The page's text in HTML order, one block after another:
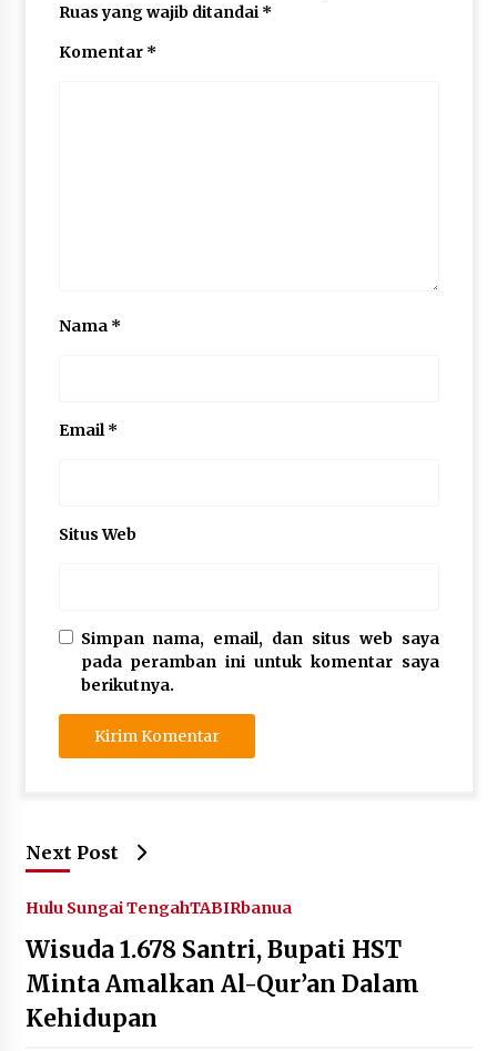
Ruas yang wajib ditandai *
Komentar *
Nama *
Email *
Situs Web
Simpan nama, email, dan situs web saya
pada peramban ini untuk komentar saya
berikutnya.
Next Post
Hulu Sungai TengahTABIRbanua
Wisuda 1.678 Santri, Bupati HST
Minta Amalkan Al-Qur’an Dalam
Kehidupan